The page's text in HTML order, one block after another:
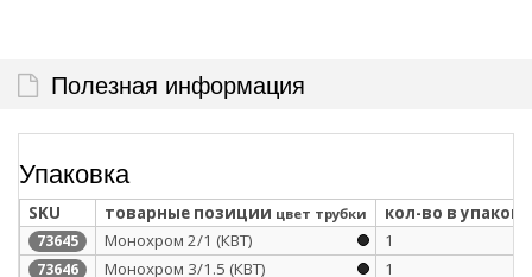
Полезная информация
Упаковка
SKU товарные позиции цвет трубки кол-во в
73645 Монохром 2/1 (КВТ) 1
73646 Монохром 3/1.5 (КВТ) 1